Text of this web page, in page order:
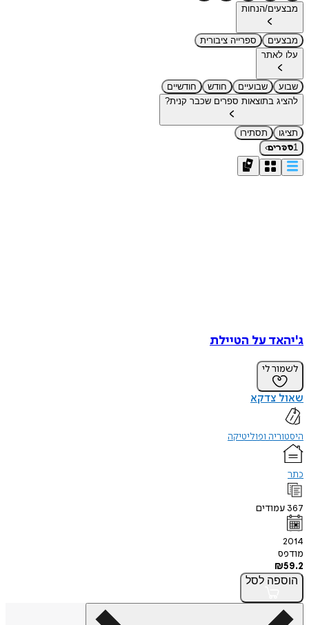
מבצעים/הנחות
מבצעים
ספרייה ציבורית
עלו לאתר
שבוע שבועיים חודש
חודשיים
להציג בתוצאות ספרים שכבר קנית?
תציגו
תסתירו
1ספרים›
ג'יהאד על הטיילת
לשמור לי
שאול צדקא
היסטוריה ופוליטיקה
כתר
367 עמודים
2014
מודפס
₪59.2
הוספה לסל